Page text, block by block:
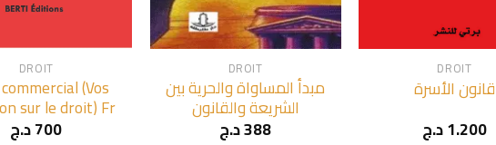
DROIT
(Vos
sur le droit) Fr
700د.ج
+
DROIT
مبدأ المساواة والحرية بين
الشريعة والقانون
388د.ج
DROIT
قانون الأسرة
1.200د.ج